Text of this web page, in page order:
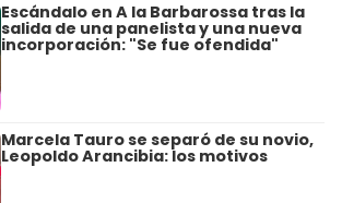
Escándalo en A la Barbarossa tras la
salida de una panelista y una nueva
incorporación: "Se fue ofendida"
Marcela Tauro se separó de su novio,
Leopoldo Arancibia: los motivos